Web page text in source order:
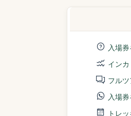
入場
イン
フルツ
入場
トレ